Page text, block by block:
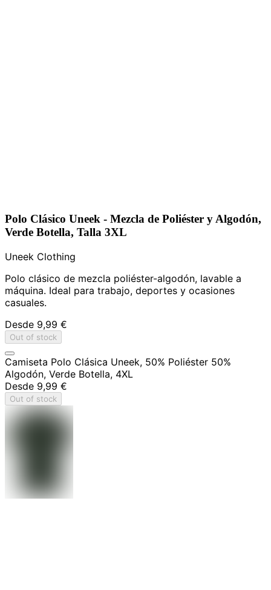
Polo Clásico Uneek - Mezcla de Poliéster y Algodón,
Verde Botella, Talla 3XL
Uneek Clothing
Polo clásico de mezcla poliéster-algodón, lavable a
máquina. Ideal para trabajo, deportes y ocasiones
casuales.
Desde 9,99 €
Out of stock
Camiseta Polo Clásica Uneek, 50% Poliéster 50%
Algodón, Verde Botella, 4XL
Desde 9,99 €
Out of stock